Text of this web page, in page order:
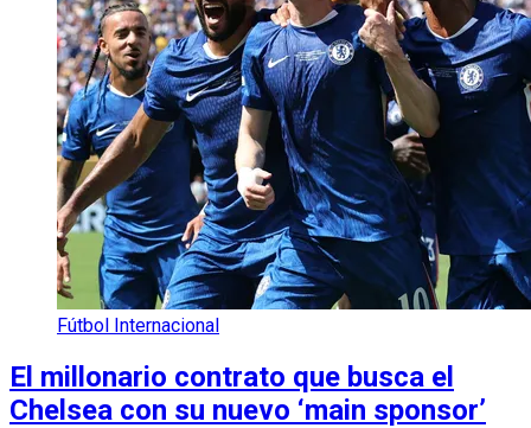
Fútbol Internacional
El millonario contrato que busca el
Chelsea con su nuevo ‘main sponsor’